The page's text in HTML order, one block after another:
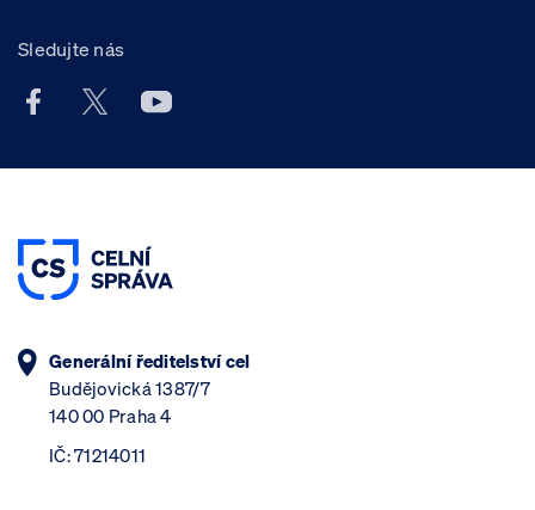
Sledujte nás
Facebook účet Celní správy ČR
X účet Celní správy ČR
Youtube účet Celní správy ČR
Generální ředitelství cel
Budějovická 1387/7
140 00 Praha 4
IČ: 71214011